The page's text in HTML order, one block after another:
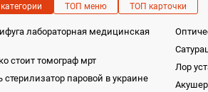
ТОП меню ТОП карточки
лабораторная медицинская
стоит томограф мрт
стерилизатор паровой в украине
Лор